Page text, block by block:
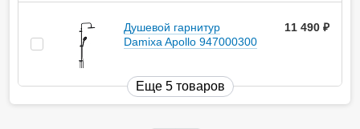
Душевой гарнитур
Damixa Apollo 947000300
11 490
Еще 5 товаров